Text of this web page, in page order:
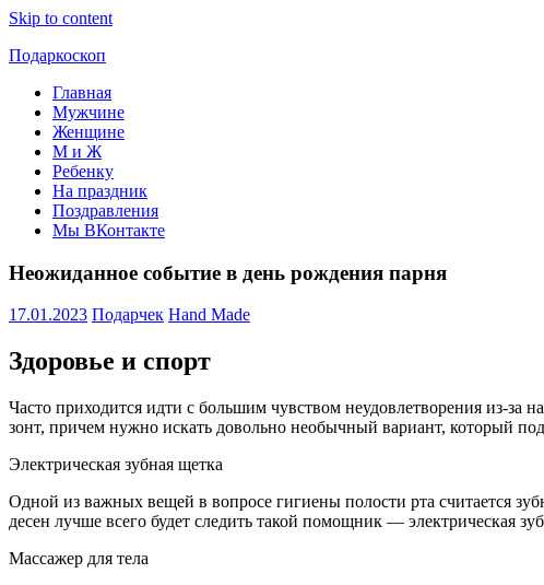
Skip to content
Подаркоскоп
Поможем
выбрать
подарить
Главная
Мужчине
Женщине
М и Ж
Ребенку
На праздник
Поздравления
Мы ВКонтакте
Неожиданное событие в день рождения парня
17.01.2023 Подарчек Hand Made
Здоровье и спорт
Часто приходится идти с большим чувством неудовлетворения из-за
зонт, причем нужно искать довольно необычный вариант, который
Электрическая зубная щетка
Одной из важных вещей в вопросе гигиены полости рта считается
десен лучше всего будет следить такой помощник — электрическая
Массажер для тела